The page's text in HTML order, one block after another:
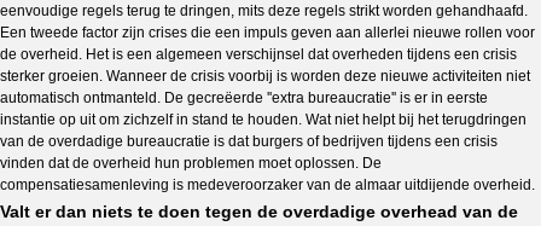
eenvoudige regels terug te dringen, mits deze regels strikt worden gehandhaafd.
Een tweede factor zijn crises die een impuls geven aan allerlei nieuwe rollen voor
de overheid. Het is een algemeen verschijnsel dat overheden tijdens een crisis
sterker groeien. Wanneer de crisis voorbij is worden deze nieuwe activiteiten niet
automatisch ontmanteld. De gecreëerde ''extra bureaucratie'' is er in eerste
instantie op uit om zichzelf in stand te houden. Wat niet helpt bij het terugdringen
van de overdadige bureaucratie is dat burgers of bedrijven tijdens een crisis
vinden dat de overheid hun problemen moet oplossen. De
compensatiesamenleving is medeveroorzaker van de almaar uitdijende overheid.
Valt er dan niets te doen tegen de overdadige overhead van de